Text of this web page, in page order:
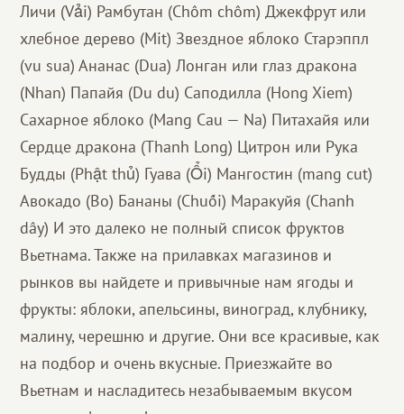
Личи (Vải) Рамбутан (Chôm chôm) Джекфрут или
хлебное дерево (Mit) Звездное яблоко Старэппл
(vu sua) Ананас (Dua) Лонган или глаз дракона
(Nhan) Папайя (Du du) Саподилла (Hong Xiem)
Сахарное яблоко (Mang Cau — Na) Питахайя или
Сердце дракона (Thanh Long) Цитрон или Рука
Будды (Phật thủ) Гуава (Ổi) Мангостин (mang cut)
Авокадо (Bo) Бананы (Chuối) Маракуйя (Chanh
dây) И это далеко не полный список фруктов
Вьетнама. Также на прилавках магазинов и
рынков вы найдете и привычные нам ягоды и
фрукты: яблоки, апельсины, виноград, клубнику,
малину, черешню и другие. Они все красивые, как
на подбор и очень вкусные. Приезжайте во
Вьетнам и насладитесь незабываемым вкусом